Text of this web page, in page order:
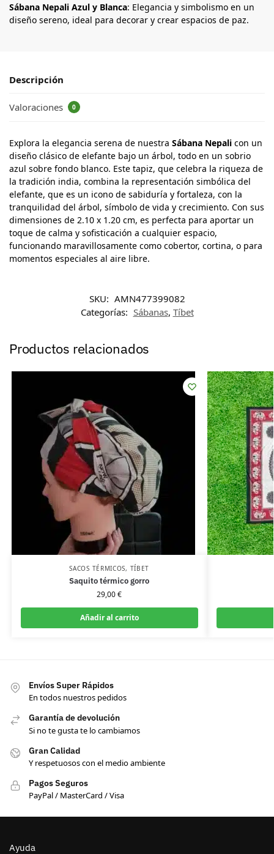
Sábana Nepali Azul y Blanca: Elegancia y simbolismo en un
diseño sereno, ideal para decorar y crear espacios de paz.
Descripción
Valoraciones 0
Explora la elegancia serena de nuestra Sábana Nepali con un
diseño clásico de elefante bajo un árbol, todo en un sobrio
azul sobre fondo blanco. Este tapiz, que celebra la riqueza de
la tradición india, combina la representación simbólica del
elefante, que es un icono de sabiduría y fortaleza, con la
tranquilidad del árbol, símbolo de vida y crecimiento. Con sus
dimensiones de 2.10 x 1.20 cm, es perfecta para aportar un
toque de calma y sofisticación a cualquier espacio,
funcionando maravillosamente como cobertor, cortina, o para
momentos especiales al aire libre.
SKU: AMN477399082
Categorías: Sábanas, Tíbet
Productos relacionados
SACOS TÉRMICOS, TÍBET
Saquito térmico gorro
29,00€
Añadir al carrito
Envíos Super Rápidos
En todos nuestros pedidos
Garantía de devolución
Si no te gusta te lo cambiamos
Gran Calidad
Y respetuosos con el medio ambiente
Pagos Seguros
PayPal / MasterCard / Visa
Ayuda